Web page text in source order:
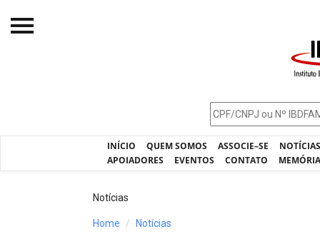
INÍCIO QUEM SOMOS ASSOCIE–SE
APOIADORES
EVENTOS CONTATO
Notícias
Home Notícias